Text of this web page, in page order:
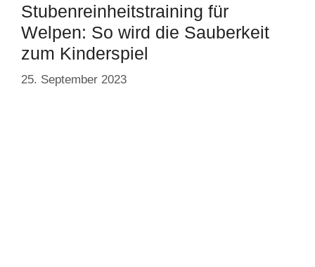
Stubenreinheitstraining für
Welpen: So wird die Sauberkeit
zum Kinderspiel
25. September 2023